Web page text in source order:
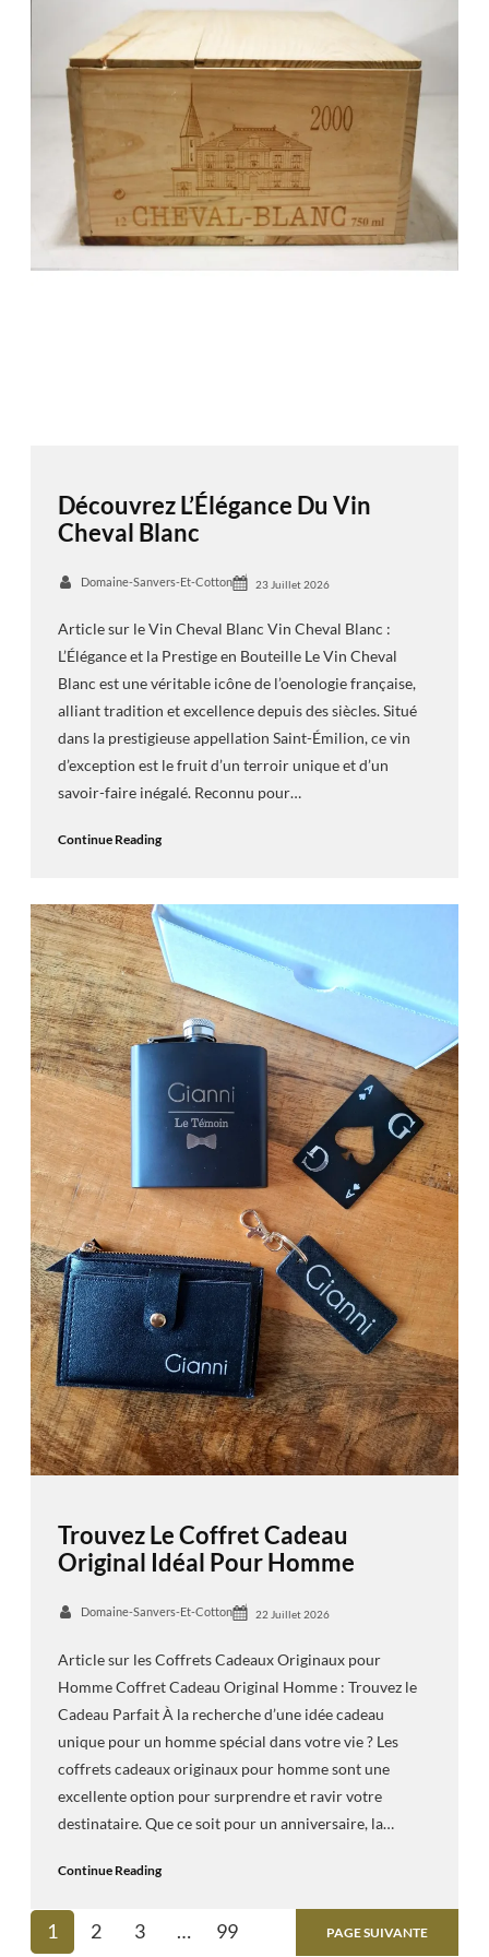
Découvrez L’Élégance Du Vin
Cheval Blanc
Domaine-Sanvers-Et-Cotton 23 Juillet 2026
Article sur le Vin Cheval Blanc Vin Cheval Blanc :
L’Élégance et la Prestige en Bouteille Le Vin Cheval
Blanc est une véritable icône de l’oenologie française,
alliant tradition et excellence depuis des siècles. Situé
dans la prestigieuse appellation Saint-Émilion, ce vin
d’exception est le fruit d’un terroir unique et d’un
savoir-faire inégalé. Reconnu pour…
Continue Reading
Trouvez Le Coffret Cadeau
Original Idéal Pour Homme
Domaine-Sanvers-Et-Cotton 22 Juillet 2026
Article sur les Coffrets Cadeaux Originaux pour
Homme Coffret Cadeau Original Homme : Trouvez le
Cadeau Parfait À la recherche d’une idée cadeau
unique pour un homme spécial dans votre vie ? Les
coffrets cadeaux originaux pour homme sont une
excellente option pour surprendre et ravir votre
destinataire. Que ce soit pour un anniversaire, la…
Continue Reading
1 2 3 … 99 PAGE SUIVANTE